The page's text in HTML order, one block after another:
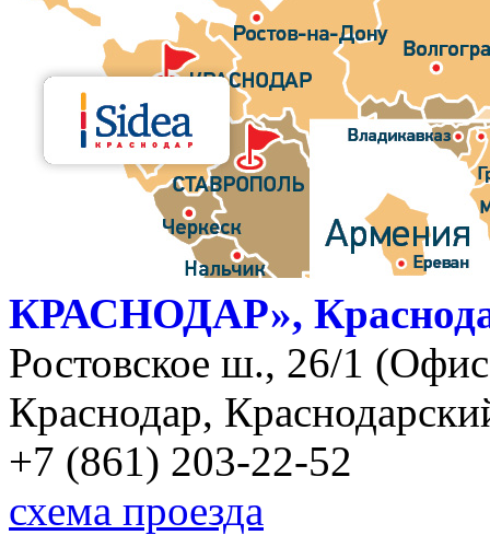
КРАСНОДАР»,
Ростовское ш., 26/1
Краснодар,
+7 (861) 203-22-52
схема проезда